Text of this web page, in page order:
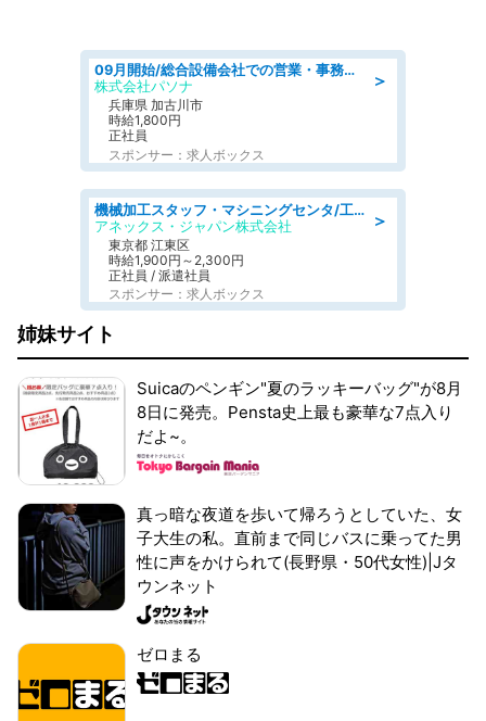
＞
09月開始/総合設備会社での営業・事務のお仕事/車通勤可/賞与あり/営業/営業事務
株式会社パソナ
兵庫県 加古川市
時給1,800円
正社員
スポンサー：求人ボックス
＞
機械加工スタッフ・マシニングセンタ/工業系卒歓迎/未経験OK/男女活躍/転勤なし/交通費支給
アネックス・ジャパン株式会社
東京都 江東区
時給1,900円～2,300円
正社員 / 派遣社員
スポンサー：求人ボックス
姉妹サイト
Suicaのペンギン"夏のラッキーバッグ"が8月
8日に発売。Pensta史上最も豪華な7点入り
だよ~。
真っ暗な夜道を歩いて帰ろうとしていた、女
子大生の私。直前まで同じバスに乗ってた男
性に声をかけられて(長野県・50代女性)|Jタ
ウンネット
ゼロまる